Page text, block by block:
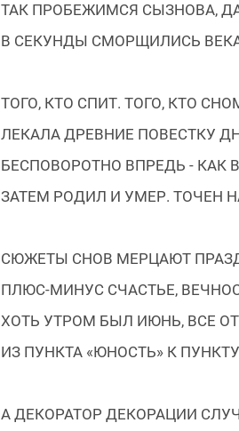
ТАК ПРОБЕЖИМСЯ СЫЗНОВА,
В СЕКУНДЫ СМОРЩИЛИСЬ
ТОГО, КТО СПИТ. ТОГО, КТО
ЛЕКАЛА ДРЕВНИЕ ПОВЕСТКУ
БЕСПОВОРОТНО ВПРЕДЬ - КАК
ЗАТЕМ РОДИЛ И УМЕР. ТОЧЕН
СЮЖЕТЫ СНОВ МЕРЦАЮТ
ПЛЮС-МИНУС СЧАСТЬЕ,
ХОТЬ УТРОМ БЫЛ ИЮНЬ, ВСЕ
ИЗ ПУНКТА «ЮНОСТЬ» К
А ДЕКОРАТОР ДЕКОРАЦИИ